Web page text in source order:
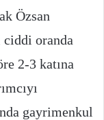
Özsan
oranda
2-3 katına
gayrimenkul